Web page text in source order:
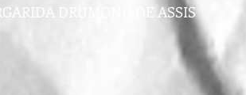
DRUMOND DE ASSIS